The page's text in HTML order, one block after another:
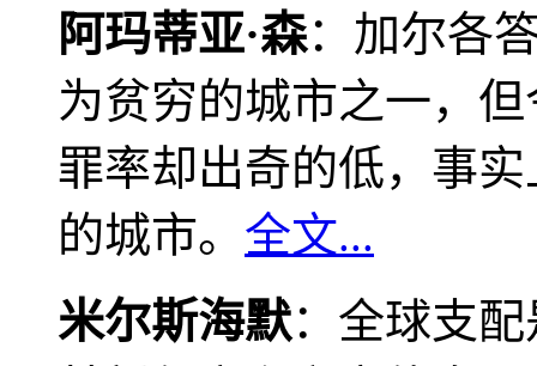
阿玛蒂亚·森：加尔各
为贫穷的城市之一，
罪率却出奇的低，事
的城市。 全文...
米尔斯海默：全球支